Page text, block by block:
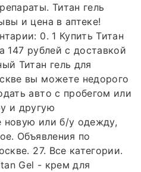
Титан гель
и цена в аптеке!
0. 1 Купить Титан
147 рублей с доставкой
Титан гель для
вы можете недорого
авто с пробегом или
и другую
новую или б/у одежду,
Объявления по
27. Все категории.
Gel - крем для